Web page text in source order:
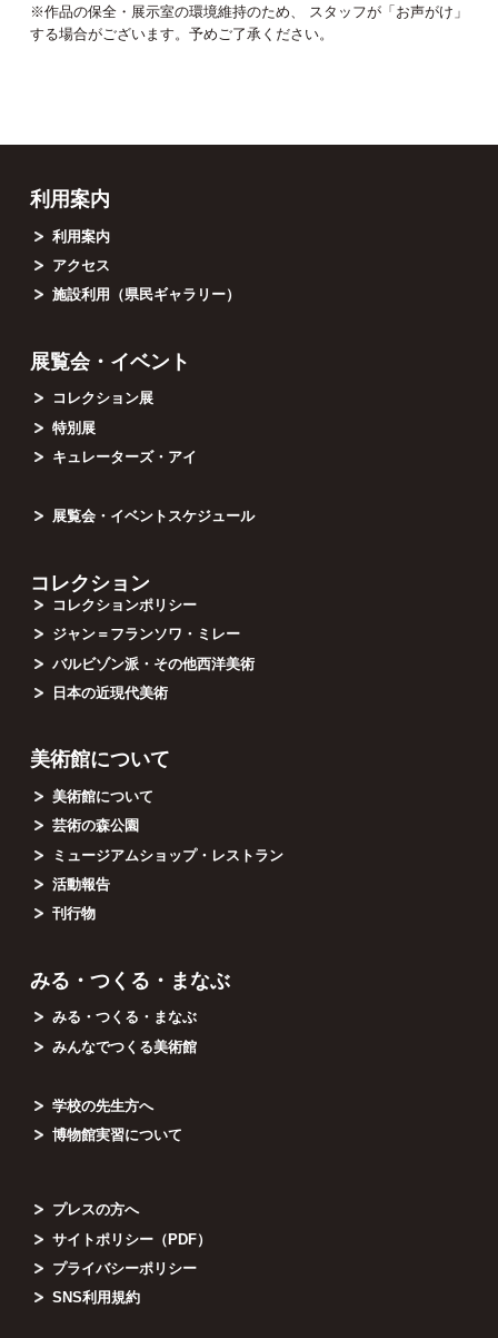
※作品の保全・展示室の環境維持のため、 スタッフが「お声がけ」
する場合がございます。予めご了承ください。
利用案内
利用案内
アクセス
施設利用（県民ギャラリー）
展覧会・イベント
コレクション展
特別展
キュレーターズ・アイ
展覧会・イベントスケジュール
コレクション
コレクションポリシー
ジャン＝フランソワ・ミレー
バルビゾン派・その他西洋美術
日本の近現代美術
美術館について
美術館について
芸術の森公園
ミュージアムショップ・レストラン
活動報告
刊行物
みる・つくる・まなぶ
みる・つくる・まなぶ
みんなでつくる美術館
学校の先生方へ
博物館実習について
プレスの方へ
サイトポリシー（PDF）
プライバシーポリシー
SNS利用規約